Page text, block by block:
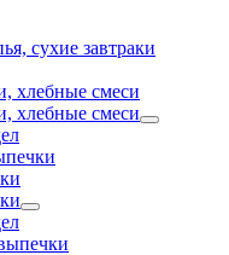
сухие завтраки
хлебные смеси
хлебные смеси